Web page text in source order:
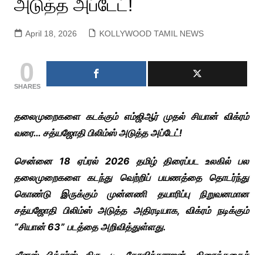
அடுத்த அப்டேட்!
April 18, 2026 KOLLYWOOD TAMIL NEWS
0
SHARES
தலைமுறைகளை கடக்கும் எம்ஜிஆர் முதல் சியான் விக்ரம்
வரை… சத்யஜோதி பிலிம்ஸ் அடுத்த அப்டேட்!
சென்னை 18 ஏப்ரல் 2026 தமிழ் திரைப்பட உலகில் பல
தலைமுறைகளை கடந்து வெற்றிப் பயணத்தை தொடர்ந்து
கொண்டு இருக்கும் முன்னணி தயாரிப்பு நிறுவனமான
சத்யஜோதி பிலிம்ஸ் அடுத்த அதிரடியாக, விக்ரம் நடிக்கும்
“சியான் 63” படத்தை அறிவித்துள்ளது.